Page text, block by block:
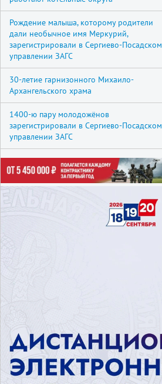
Рождение малыша, которому родители
дали необычное имя Меркурий,
зарегистрировали в Сергиево-Посадском
управлении ЗАГС
30-летие гарнизонного Михаило-
Архангельского храма
1400-ю пару молодожёнов
зарегистрировали в Сергиево-Посадском
управлении ЗАГС